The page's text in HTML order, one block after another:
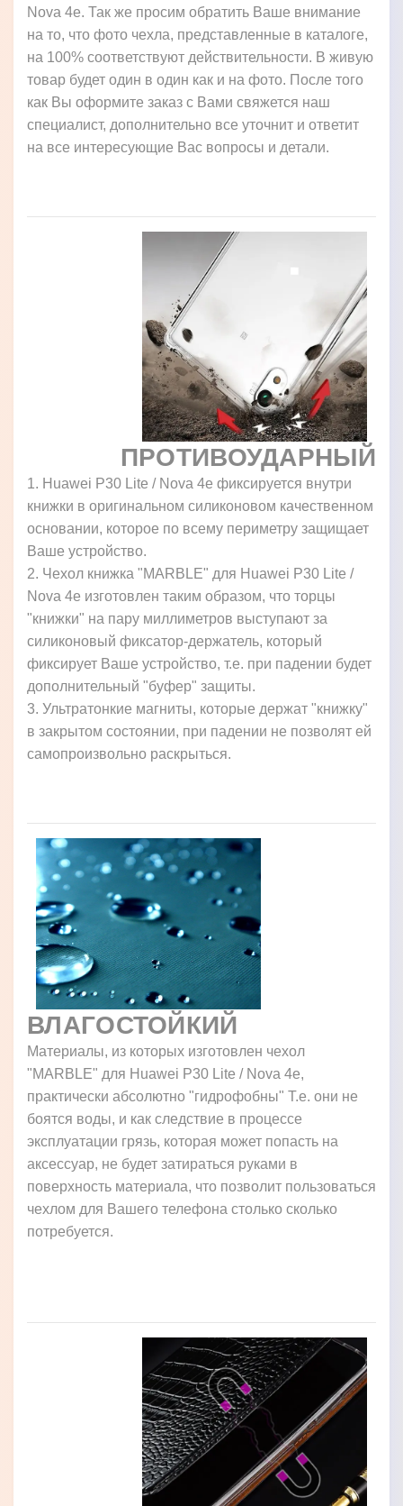
Nova 4e. Так же просим обратить Ваше внимание
на то, что фото чехла, представленные в каталоге,
на 100% соответствуют действительности. В живую
товар будет один в один как и на фото. После того
как Вы оформите заказ с Вами свяжется наш
специалист, дополнительно все уточнит и ответит
на все интересующие Вас вопросы и детали.
ПРОТИВОУДАРНЫЙ
1. Huawei P30 Lite / Nova 4e фиксируется внутри
книжки в оригинальном силиконовом качественном
основании, которое по всему периметру защищает
Ваше устройство.
2. Чехол книжка "MARBLE" для Huawei P30 Lite /
Nova 4e изготовлен таким образом, что торцы
"книжки" на пару миллиметров выступают за
силиконовый фиксатор-держатель, который
фиксирует Ваше устройство, т.е. при падении будет
дополнительный "буфер" защиты.
3. Ультратонкие магниты, которые держат "книжку"
в закрытом состоянии, при падении не позволят ей
самопроизвольно раскрыться.
ВЛАГОСТОЙКИЙ
Материалы, из которых изготовлен чехол
"MARBLE" для Huawei P30 Lite / Nova 4e,
практически абсолютно "гидрофобны" Т.е. они не
боятся воды, и как следствие в процессе
эксплуатации грязь, которая может попасть на
аксессуар, не будет затираться руками в
поверхность материала, что позволит пользоваться
чехлом для Вашего телефона столько сколько
потребуется.